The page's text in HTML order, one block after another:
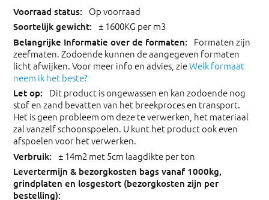
Op voorraad
± 1600KG per m3
Formaten zijn
zeefmaten. Zodoende kunnen de aangegeven formaten
licht afwijken. Voor meer info en advies, zieWelk formaat
neem ik het beste?
Dit product is ongewassen en kan zodoende nog
stof en zand bevatten van het breekproces en transport.
Het is geen probleem om deze te verwerken, het materiaal
zal vanzelf schoonspoelen. U kunt het product ook even
afspoelen voor het verwerken.
± 14m2 met 5cm laagdikte per ton